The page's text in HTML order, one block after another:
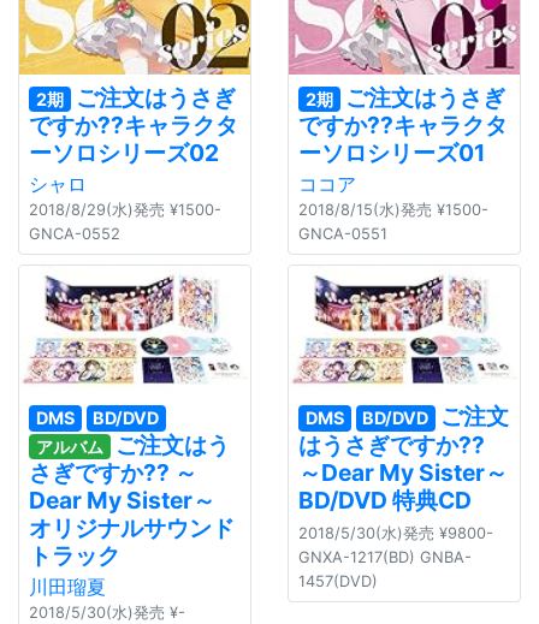
2期 ご注文はうさぎ
ですか??キャラクタ
ーソロシリーズ02
シャロ
2018/8/29(水)発売 ¥1500-
GNCA-0552
2期 ご注文はうさぎ
ですか??キャラクタ
ーソロシリーズ01
ココア
2018/8/15(水)発売 ¥1500-
GNCA-0551
DMS
BD/DVD
アルバム ご注文はう
さぎですか?? ～
Dear My Sister～
オリジナルサウンド
トラック
川田瑠夏
2018/5/30(水)発売 ¥-
DMS BD/DVD
ご注文
はうさぎですか??
～Dear My Sister～
BD/DVD 特典CD
2018/5/30(水)発売 ¥9800-
GNXA-1217(BD) GNBA-
1457(DVD)